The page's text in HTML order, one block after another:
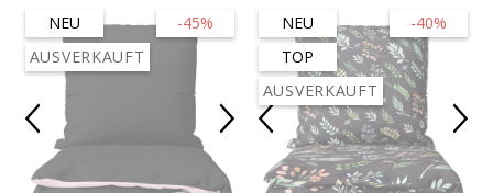
-45%
NEU
AUSVERKAUFT
-40%
NEU
TOP
AUSVERKAUFT